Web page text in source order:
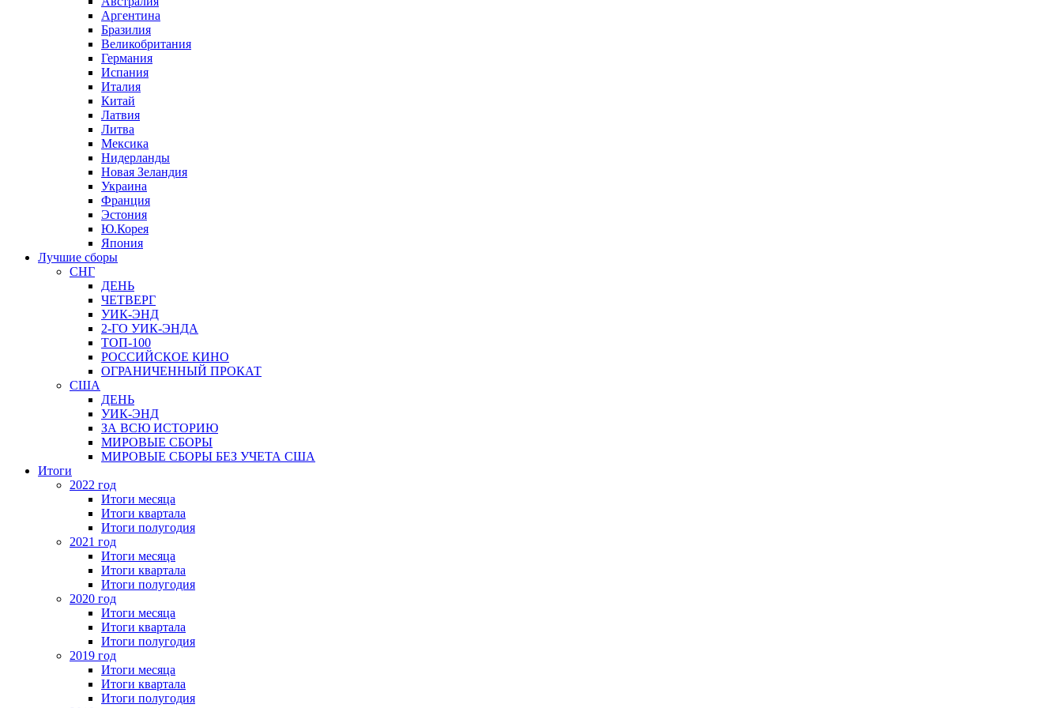
Аргентина
Бразилия
Великобритания
Германия
Испания
Италия
Китай
Латвия
Литва
Мексика
Нидерланды
Новая Зеландия
Украина
Франция
Эстония
Ю.Корея
Япония
Лучшие сборы
СНГ
ДЕНЬ
ЧЕТВЕРГ
УИК-ЭНД
2-ГО УИК-ЭНДА
ТОП-100
РОССИЙСКОЕ КИНО
ОГРАНИЧЕННЫЙ ПРОКАТ
США
ДЕНЬ
УИК-ЭНД
ЗА ВСЮ ИСТОРИЮ
МИРОВЫЕ СБОРЫ
МИРОВЫЕ СБОРЫ БЕЗ УЧЕТА США
Итоги
2022 год
Итоги месяца
Итоги квартала
Итоги полугодия
2021 год
Итоги месяца
Итоги квартала
Итоги полугодия
2020 год
Итоги месяца
Итоги квартала
Итоги полугодия
2019 год
Итоги месяца
Итоги квартала
Итоги полугодия